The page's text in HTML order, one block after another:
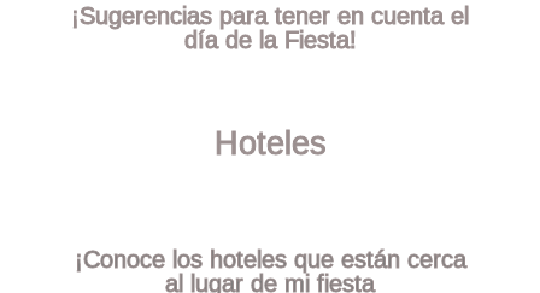
¡Sugerencias para tener en cuenta el
día de la Fiesta!
Hoteles
¡Conoce los hoteles que están cerca
al lugar de mi fiesta